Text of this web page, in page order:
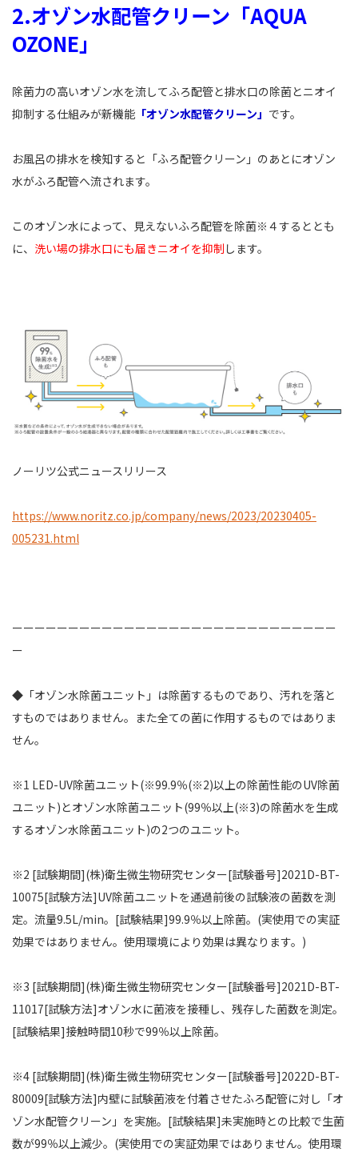
2.オゾン水配管クリーン「AQUA
OZONE」
除菌力の高いオゾン水を流してふろ配管と排水口の除菌とニオイ
抑制する仕組みが新機能 「オゾン水配管クリーン」 です。
お風呂の排水を検知すると「ふろ配管クリーン」のあとにオゾン
水がふろ配管へ流されます。
このオゾン水によって、見えないふろ配管を除菌※４するととも
に、 洗い場の排水口にも届きニオイを抑制 します。
ノーリツ公式ニュースリリース
https://www.noritz.co.jp/company/news/2023/20230405-
005231.html
ーーーーーーーーーーーーーーーーーーーーーーーーーーーーー
ー
◆「オゾン水除菌ユニット」は除菌するものであり、汚れを落と
すものではありません。また全ての菌に作用するものではありま
せん。
※1 LED-UV除菌ユニット(※99.9％(※2)以上の除菌性能のUV除菌
ユニット)とオゾン水除菌ユニット(99％以上(※3)の除菌水を生成
するオゾン水除菌ユニット)の2つのユニット。
※2 [試験期間](株)衛生微生物研究センター[試験番号]2021D-BT-
10075[試験方法]UV除菌ユニットを通過前後の試験液の菌数を測
定。流量9.5L/min。[試験結果]99.9％以上除菌。(実使用での実証
効果ではありません。使用環境により効果は異なります。)
※3 [試験期間](株)衛生微生物研究センター[試験番号]2021D-BT-
11017[試験方法]オゾン水に菌液を接種し、残存した菌数を測定。
[試験結果]接触時間10秒で99％以上除菌。
※4 [試験期間](株)衛生微生物研究センター[試験番号]2022D-BT-
80009[試験方法]内壁に試験菌液を付着させたふろ配管に対し「オ
ゾン水配管クリーン」を実施。[試験結果]未実施時との比較で生菌
数が99％以上減少。(実使用での実証効果ではありません。使用環